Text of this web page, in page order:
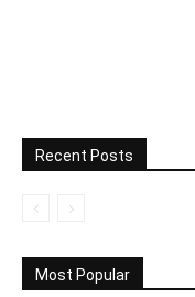
Recent Posts
Most Popular